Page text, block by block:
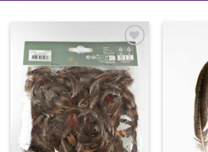
Toevoegen
aan
wenslijst